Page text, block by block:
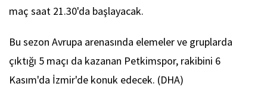
maç saat 21.30'da başlayacak.
Bu sezon Avrupa arenasında elemeler ve gruplarda
çıktığı 5 maçı da kazanan Petkimspor, rakibini 6
Kasım'da İzmir'de konuk edecek. (DHA)